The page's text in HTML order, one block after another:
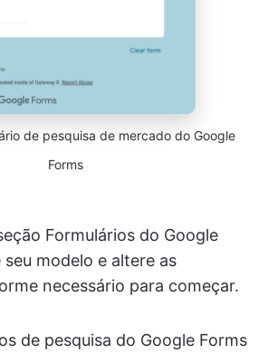
de pesquisa de mercado do Google
Forms
Formulários do Google
modelo e altere as
necessário para começar.
de pesquisa do Google Forms